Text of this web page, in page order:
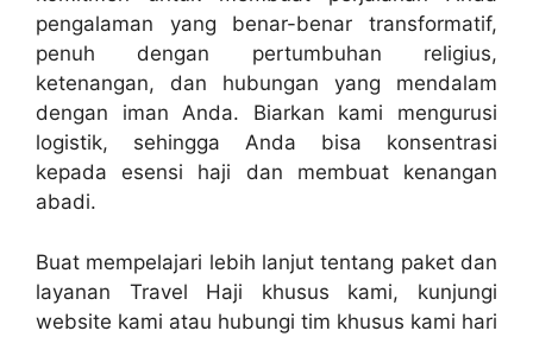
pengalaman yang benar-benar transformatif,
penuh dengan pertumbuhan religius,
ketenangan, dan hubungan yang mendalam
dengan iman Anda. Biarkan kami mengurusi
logistik, sehingga Anda bisa konsentrasi
kepada esensi haji dan membuat kenangan
abadi.
Buat mempelajari lebih lanjut tentang paket dan
layanan Travel Haji khusus kami, kunjungi
website kami atau hubungi tim khusus kami hari